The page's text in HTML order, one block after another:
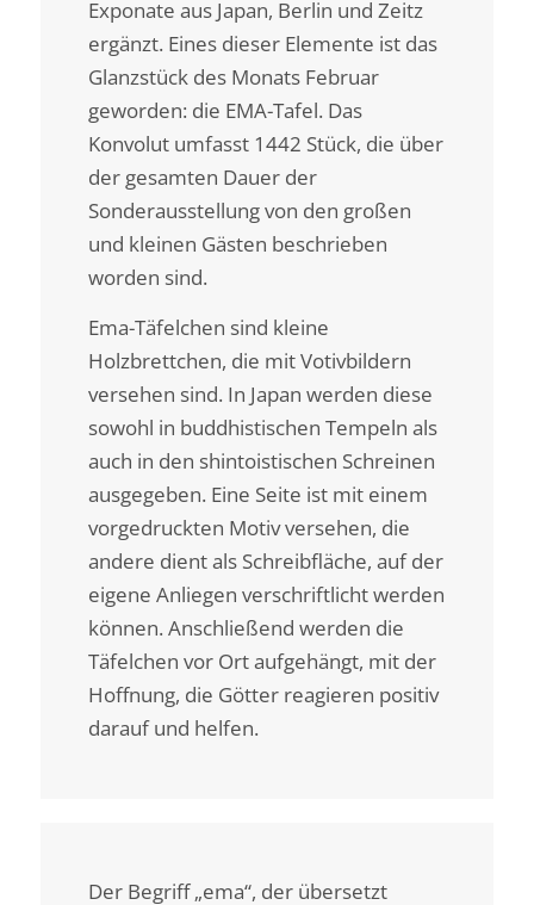
Exponate aus Japan, Berlin und Zeitz
ergänzt. Eines dieser Elemente ist das
Glanzstück des Monats Februar
geworden: die EMA-Tafel. Das
Konvolut umfasst 1442 Stück, die über
der gesamten Dauer der
Sonderausstellung von den großen
und kleinen Gästen beschrieben
worden sind.
Ema-Täfelchen sind kleine
Holzbrettchen, die mit Votivbildern
versehen sind. In Japan werden diese
sowohl in buddhistischen Tempeln als
auch in den shintoistischen Schreinen
ausgegeben. Eine Seite ist mit einem
vorgedruckten Motiv versehen, die
andere dient als Schreibfläche, auf der
eigene Anliegen verschriftlicht werden
können. Anschließend werden die
Täfelchen vor Ort aufgehängt, mit der
Hoffnung, die Götter reagieren positiv
darauf und helfen.
Der Begriff „ema“, der übersetzt